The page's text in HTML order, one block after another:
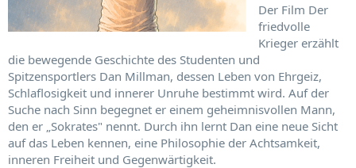
Der Film Der
friedvolle
Krieger erzählt
die bewegende Geschichte des Studenten und
Spitzensportlers Dan Millman, dessen Leben von Ehrgeiz,
Schlaflosigkeit und innerer Unruhe bestimmt wird. Auf der
Suche nach Sinn begegnet er einem geheimnisvollen Mann,
den er „Sokrates" nennt. Durch ihn lernt Dan eine neue Sicht
auf das Leben kennen, eine Philosophie der Achtsamkeit,
inneren Freiheit und Gegenwärtigkeit.